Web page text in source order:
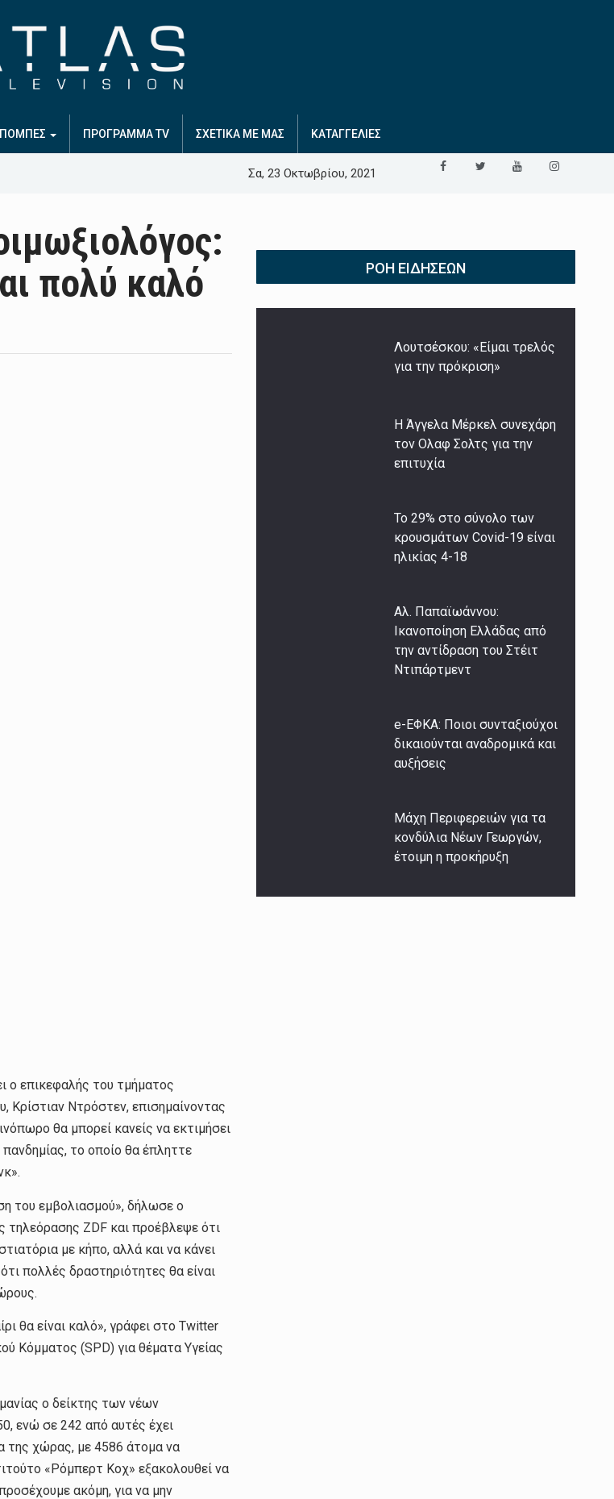
ΠΡΟΓΡΑΜΜΑ TV ΣΧΕΤΙΚΑ ΜΕ ΜΑΣ ΚΑΤΑΓΓΕΛΙΕΣ
Σα, 23 Οκτωβρίου, 2021
πολύ καλό
ο επικεφαλής του τμήματος
Κρίστιαν Ντρόστεν, επισημαίνοντας
θα μπορεί κανείς να εκτιμήσει
το οποίο θα έπληττε
του εμβολιασμού», δήλωσε ο
τηλεόρασης ZDF και προέβλεψε ότι
με κήπο, αλλά και να κάνει
πολλές δραστηριότητες θα είναι
θα είναι καλό», γράφει στο Twitter
Κόμματος (SPD) για θέματα Υγείας
ο δείκτης των νέων
ενώ σε 242 από αυτές έχει
της χώρας, με 4586 άτομα να
«Ρόμπερτ Κοχ» εξακολουθεί να
ακόμη, για να μην
ΡΟΉ ΕΙΔΉΣΕΩΝ
Λουτσέσκου: «Είμαι τρελός
για την πρόκριση»
Η Άγγελα Μέρκελ συνεχάρη
τον Ολαφ Σολτς για την
επιτυχία
Το 29% στο σύνολο των
κρουσμάτων Covid-19 είναι
ηλικίας 4-18
Αλ. Παπαϊωάννου:
Ικανοποίηση Ελλάδας από
την αντίδραση του Στέιτ
Ντιπάρτμεντ
e-ΕΦΚΑ: Ποιοι συνταξιούχοι
δικαιούνται αναδρομικά και
αυξήσεις
Μάχη Περιφερειών για τα
κονδύλια Νέων Γεωργών,
έτοιμη η προκήρυξη